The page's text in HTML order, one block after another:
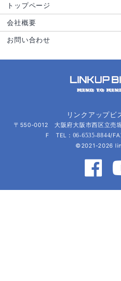
トップページ
会社概要
お問い合わせ
リンクアップビ
〒550-0012 大阪府大阪市西区立売
F TEL： 06-6535-8844/
©2021-2026